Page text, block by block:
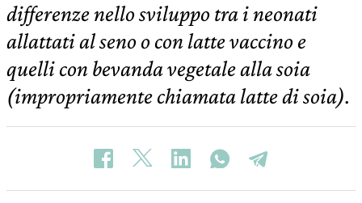
differenze nello sviluppo tra i neonati
allattati al seno o con latte vaccino e
quelli con bevanda vegetale alla soia
(impropriamente chiamata latte di soia).